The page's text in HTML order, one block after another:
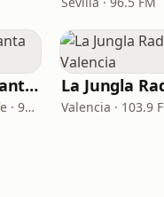
Cadena COPE - Santa Cruz de Tenerife
Santa Cruz de Tenerife · 97.1 FM - 882 AM Valencia · 103.9